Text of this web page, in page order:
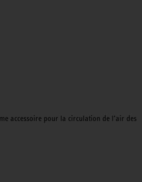
accessoire pour la circulation de l’air des